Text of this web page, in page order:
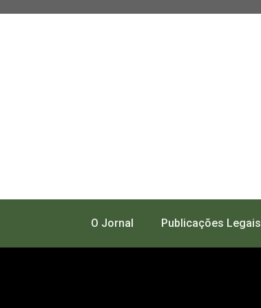
O Jornal Publicações Legais